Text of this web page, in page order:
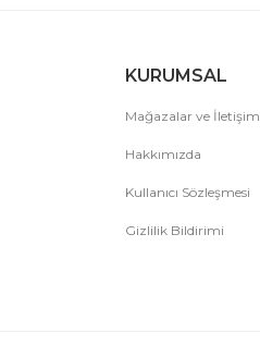
KURUMSAL
Mağazalar ve İletişim
Hakkımızda
Kullanıcı Sözleşmesi
Gizlilik Bildirimi